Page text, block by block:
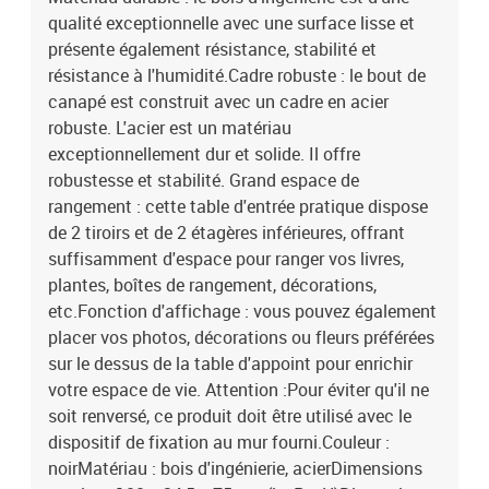
qualité exceptionnelle avec une surface lisse et
présente également résistance, stabilité et
résistance à l'humidité.Cadre robuste : le bout de
canapé est construit avec un cadre en acier
robuste. L'acier est un matériau
exceptionnellement dur et solide. Il offre
robustesse et stabilité. Grand espace de
rangement : cette table d'entrée pratique dispose
de 2 tiroirs et de 2 étagères inférieures, offrant
suffisamment d'espace pour ranger vos livres,
plantes, boîtes de rangement, décorations,
etc.Fonction d'affichage : vous pouvez également
placer vos photos, décorations ou fleurs préférées
sur le dessus de la table d'appoint pour enrichir
votre espace de vie. Attention :Pour éviter qu'il ne
soit renversé, ce produit doit être utilisé avec le
dispositif de fixation au mur fourni.Couleur :
noirMatériau : bois d'ingénierie, acierDimensions